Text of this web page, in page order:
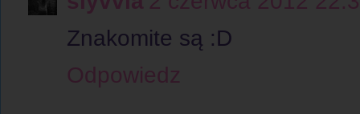
Znakomite są :D
Odpowiedz